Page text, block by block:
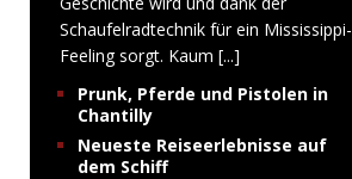
Schaufelradtechnik für ein Mississippi-
Feeling sorgt. Kaum [...]
Prunk, Pferde und Pistolen in
Chantilly
Neueste Reiseerlebnisse auf
dem Schiff